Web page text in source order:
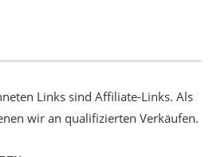
Links sind Affiliate-Links. Als
wir an qualifizierten Verkäufen.